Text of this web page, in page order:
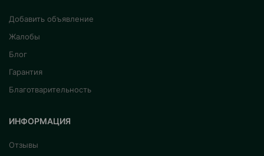
Добавить объявление
Жалобы
Блог
Гарантия
Благотварительность
ИНФОРМАЦИЯ
Отзывы